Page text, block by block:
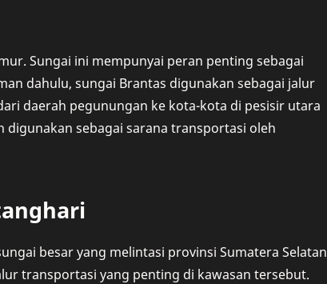
Sungai ini mempunyai peran penting sebagai
dahulu, sungai Brantas digunakan sebagai jalur
daerah pegunungan ke kota-kota di pesisir utara
digunakan sebagai sarana transportasi oleh
besar yang melintasi provinsi Sumatera Selatan
transportasi yang penting di kawasan tersebut.